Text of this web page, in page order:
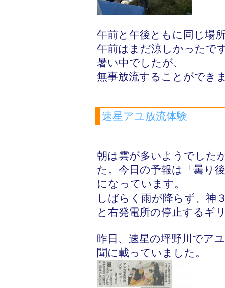
午前と午後ともに同じ場
午前はまだ涼しかったで
暑い中でしたが、
無事放流することができ
速星アユ放流体験
朝は雲が多いようでした
た。今日の予報は「曇り
になっています。
しばらく雨が降らず、神
と右発電所の停止するギ
昨日、速星の坪野川でア
聞に載っていました。